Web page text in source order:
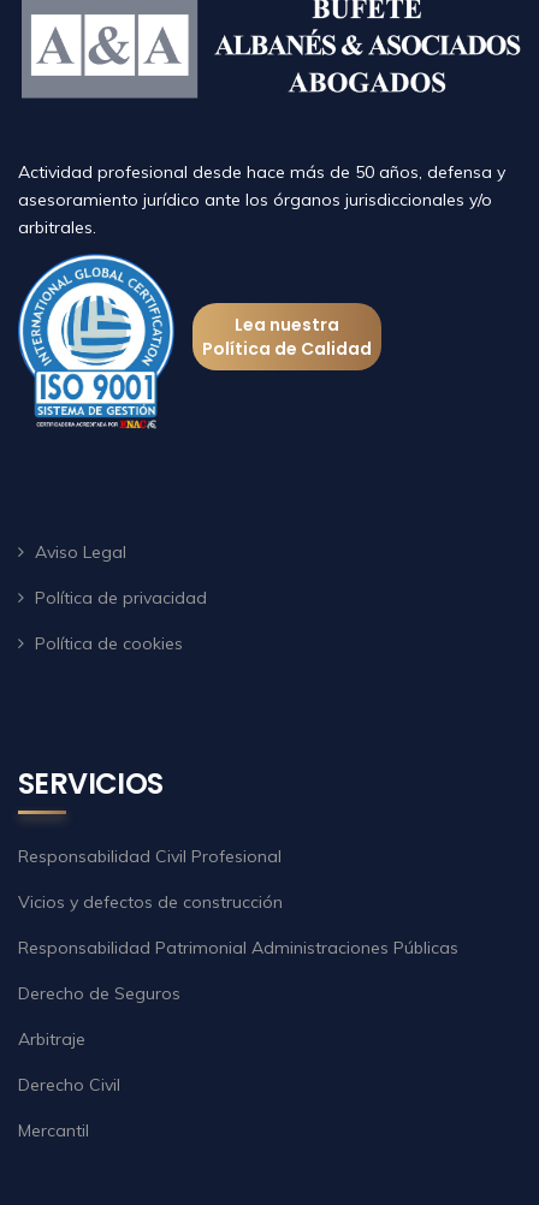
Actividad profesional desde hace más de 50 años, defensa y
asesoramiento jurídico ante los órganos jurisdiccionales y/o
arbitrales.
Lea nuestra
Política de Calidad
Aviso Legal
Política de privacidad
Política de cookies
SERVICIOS
Responsabilidad Civil Profesional
Vicios y defectos de construcción
Responsabilidad Patrimonial Administraciones Públicas
Derecho de Seguros
Arbitraje
Derecho Civil
Mercantil